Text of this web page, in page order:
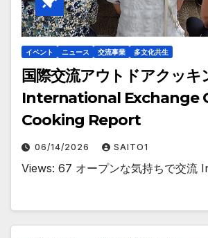
イベント ニュース 交流事業 多文化共生
国際交流アウトドアクッ
International Exchange
Cooking Report
06/14/2026 SAITO1
Views: 67 オープンな気持ちで交流